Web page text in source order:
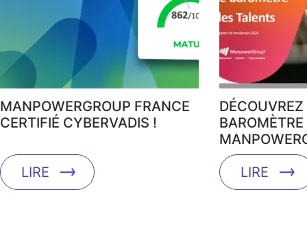
MANPOWERGROUP FRANCE
CERTIFIÉ CYBERVADIS !
LIRE
DÉCOUVREZ
LIRE